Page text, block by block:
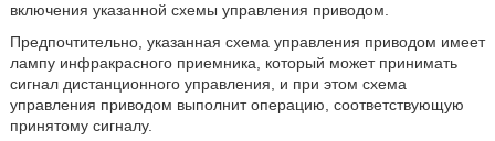
включения указанной схемы управления приводом.
Предпочтительно, указанная схема управления приводом имеет
лампу инфракрасного приемника, который может принимать
сигнал дистанционного управления, и при этом схема
управления приводом выполнит операцию, соответствующую
принятому сигналу.